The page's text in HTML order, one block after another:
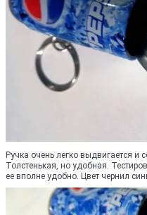
Ручка очень легко выдвигается и
Толстенькая, но удобная.
ее вполне удобно. Цвет чернил